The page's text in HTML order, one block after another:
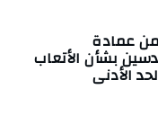
من عمادة
بشأن الأتعاب
الأدنى